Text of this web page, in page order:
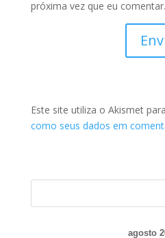
próxima vez que eu comentar.
Este site utiliza o Akismet
como seus dados em
agosto